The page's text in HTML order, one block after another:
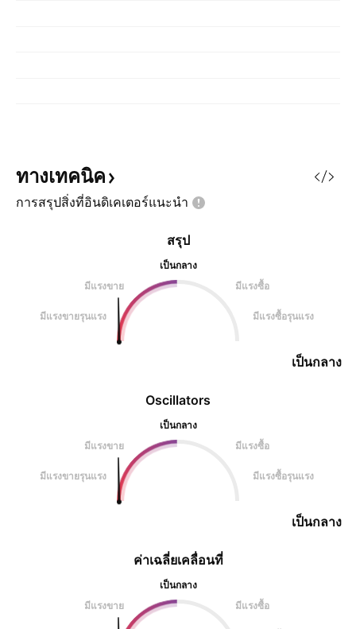
ทางเทคนิค
การสรุปสิ่งที่อินดิเคเตอร์แนะนำ
Oscillators
เป็นกลาง
มีแรงขาย
มีแรงซื้อ
มีแรงขายรุนแรง มีแรงซื้อรุนแรง
เป็นกลาง
สรุป
เป็นกลาง
มีแรงขาย
มีแรงซื้อ
มีแรงขายรุนแรง มีแรงซื้อรุนแรง
เป็นกลาง
ค่าเฉลี่ยเคลื่อนที่
เป็นกลาง
มีแรงขาย
มีแรงซื้อ